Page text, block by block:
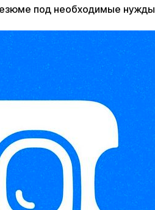
под необходимые нужды​